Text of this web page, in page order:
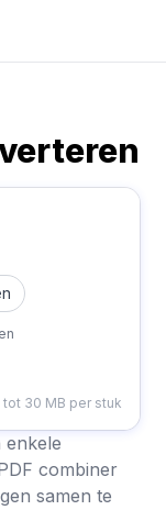
tot 30 MB per stuk
enkele
combiner
samen te